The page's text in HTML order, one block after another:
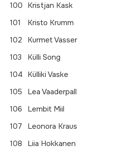
100 Kristjan Kask
101
Kristo Krumm
102
Kurmet Vasser
103
Külli Song
104 Külliki Vaske
105
Lea Vaaderpall
106
Lembit Miil
107
Leonora Kraus
108
Liia Hokkanen